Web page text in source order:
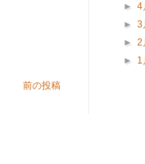
前の投稿
►
►
►
►